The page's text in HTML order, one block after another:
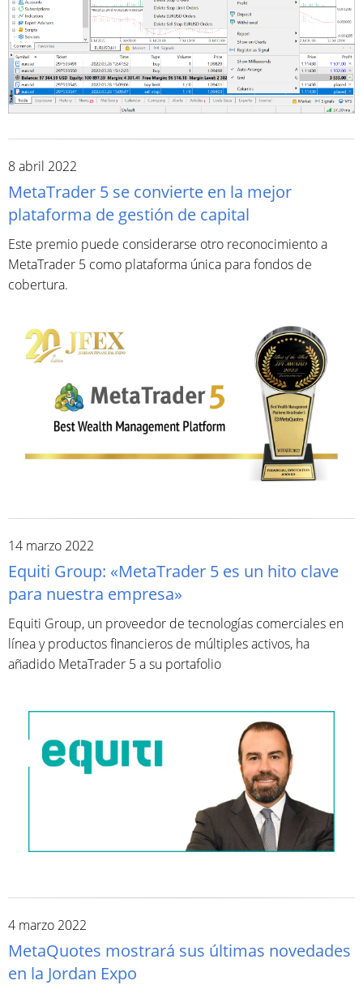
8 abril 2022
MetaTrader 5 se convierte en la mejor
plataforma de gestión de capital
Este premio puede considerarse otro reconocimiento a
MetaTrader 5 como plataforma única para fondos de
cobertura.
14 marzo 2022
Equiti Group: «MetaTrader 5 es un hito clave
para nuestra empresa»
Equiti Group, un proveedor de tecnologías comerciales en
línea y productos financieros de múltiples activos, ha
añadido MetaTrader 5 a su portafolio
4 marzo 2022
MetaQuotes mostrará sus últimas novedades
en la Jordan Expo